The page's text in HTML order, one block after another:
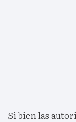
Si bien las